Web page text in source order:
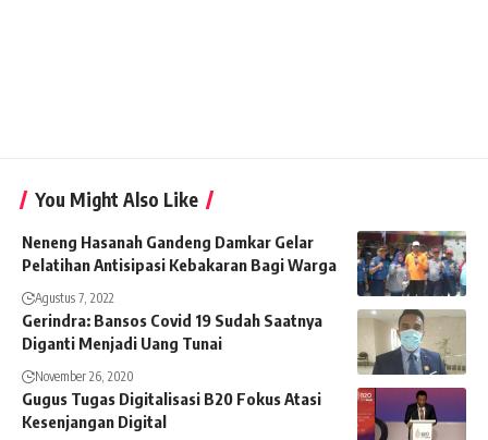
You Might Also Like
Neneng Hasanah Gandeng Damkar Gelar
Pelatihan Antisipasi Kebakaran Bagi Warga
Agustus 7, 2022
Gerindra: Bansos Covid 19 Sudah Saatnya
Diganti Menjadi Uang Tunai
November 26, 2020
Gugus Tugas Digitalisasi B20 Fokus Atasi
Kesenjangan Digital